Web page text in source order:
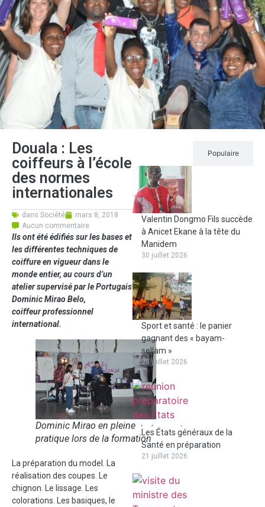
Douala : Les
coiffeurs à l’école
des normes
internationales
dans Société
mars 8, 2018
Aucun commentaire
Ils ont été édifiés sur les bases et
les différentes techniques de
coiffure en vigueur dans le
monde entier, au cours d’un
atelier supervisé par le Portugais
Dominic Mirao Belo,
coiffeur professionnel
international.
Dominic Mirao en pleine
pratique lors de la formation
La préparation du model. La
réalisation des coupes. Le
chignon. Le lissage. Les
colorations. Les basiques, le
Populaire
Valentin Dongmo Fils succède
à Anicet Ekane à la tête du
Manidem
30 juillet 2026
Sport et santé : le panier
gagnant des « bayam-
sellam »
28 juillet 2026
Les États généraux de la
Santé en préparation
21 juillet 2026